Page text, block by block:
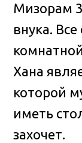
Мизорам
внука.
Хана
которой
иметь
захочет.